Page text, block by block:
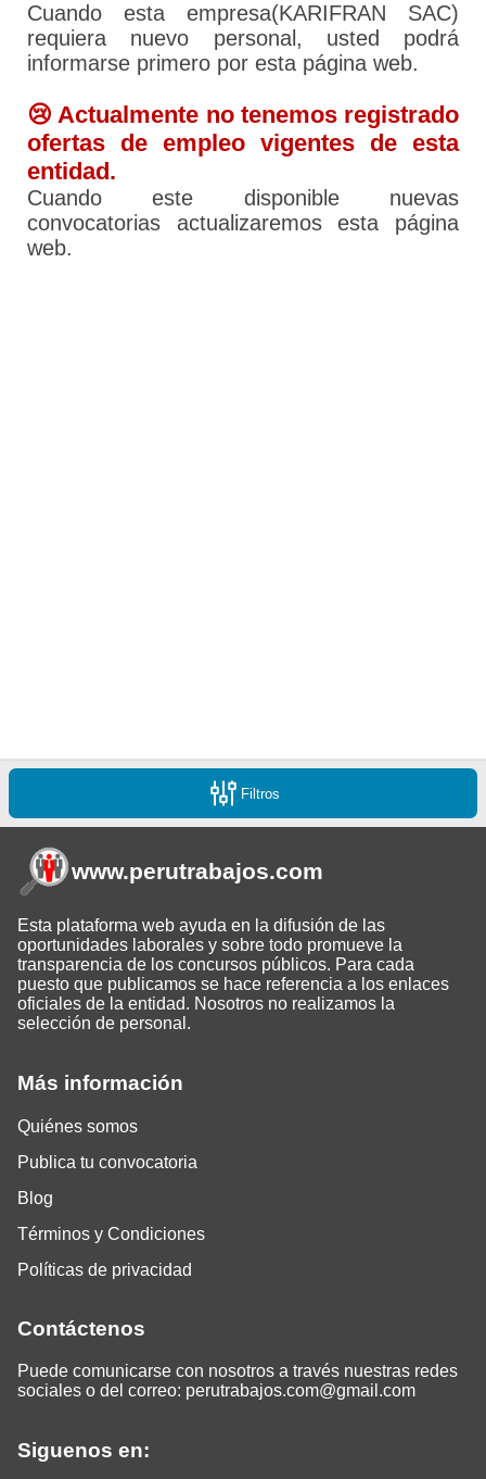
Cuando esta empresa(KARIFRAN SAC)
requiera nuevo personal, usted podrá
informarse primero por esta página web.
😢 Actualmente no tenemos registrado
ofertas de empleo vigentes de esta
entidad.
Cuando este disponible nuevas
convocatorias actualizaremos esta página
web.
Filtros
Más información
Quiénes somos
Publica tu convocatoria
Blog
Términos y Condiciones
Políticas de privacidad
Contáctenos
Puede comunicarse con nosotros a través nuestras redes
sociales o del correo: perutrabajos.com@gmail.com
Siguenos en:
www.perutrabajos.com
Esta plataforma web ayuda en la difusión de las
oportunidades laborales y sobre todo promueve la
transparencia de los concursos públicos. Para cada
puesto que publicamos se hace referencia a los enlaces
oficiales de la entidad. Nosotros no realizamos la
selección de personal.